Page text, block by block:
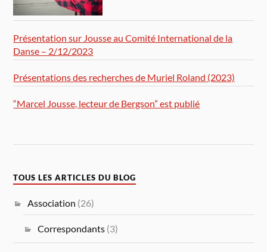
Présentation sur Jousse au Comité International de la
Danse – 2/12/2023
Présentations des recherches de Muriel Roland (2023)
“Marcel Jousse, lecteur de Bergson” est publié
TOUS LES ARTICLES DU BLOG
Association (26)
Correspondants(3)